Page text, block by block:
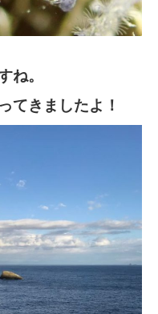
ね。
てきましたよ！